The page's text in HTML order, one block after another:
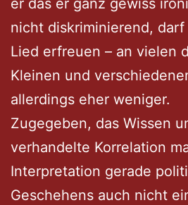
er das er ganz gewiss
nicht diskriminierend, darf
Lied erfreuen – an vielen
Kleinen und
allerdings eher weniger.
Zugegeben, das Wissen
verhandelte Korrelation
Interpretation gerade
Geschehens auch nicht